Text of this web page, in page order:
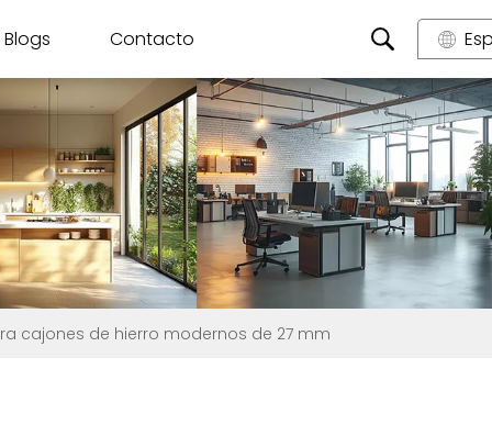
Blogs Contacto
cajones de hierro modernos de 27 mm